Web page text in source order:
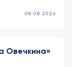
08.08.2026
Овечкина»